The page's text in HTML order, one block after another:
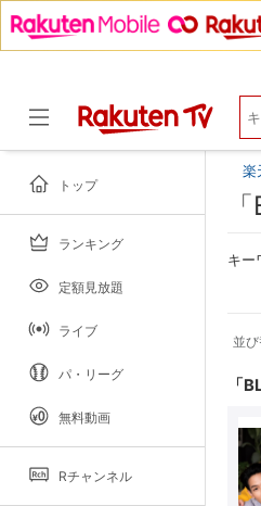
トップ
ランキング
定額見放題
ライブ
パ・リーグ
無料動画
Rチャンネル
楽
キー
並び
「